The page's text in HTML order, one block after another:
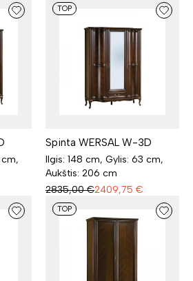
TOP
Spinta WERSAL W-3D
Ilgis: 148 cm, Gylis: 63 cm,
Aukštis: 206 cm
2835,00 €2409,75 €
TOP